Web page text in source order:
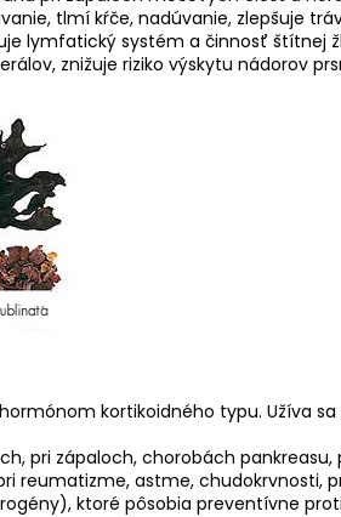
tlmí kŕče, nadúvanie, zlepšuje
lymfatický systém a činnosť štítnej
znižuje riziko výskytu nádorov
kortikoidného typu. Užíva
pri zápaloch, chorobách
reumatizme, astme,
ktoré pôsobia preventívne